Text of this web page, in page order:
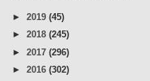
► 2019 (45)
► 2018 (245)
► 2017 (296)
► 2016 (302)